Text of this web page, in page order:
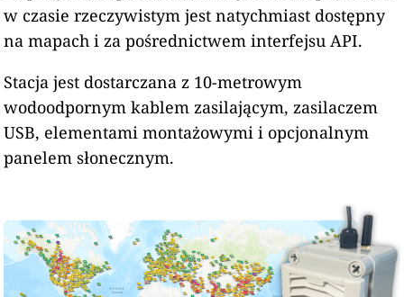
w czasie rzeczywistym jest natychmiast dostępny
na mapach i za pośrednictwem interfejsu API.
Stacja jest dostarczana z 10-metrowym
wodoodpornym kablem zasilającym, zasilaczem
USB, elementami montażowymi i opcjonalnym
panelem słonecznym.